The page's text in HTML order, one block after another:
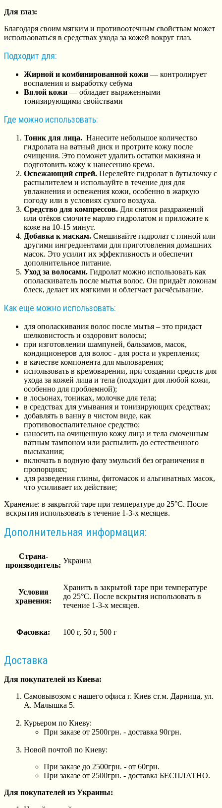
Для глаз:
Благодаря своим мягким и противоотечным свойствам может
использоваться в средствах ухода за кожей вокруг глаз.
Подходит для:
Жирной и комбинированной кожи — контролирует
воспаления и выработку себума
Вялой кожи — обладает выраженными
тонизирующими свойствами
Где можно использовать:
Тоник для лица. Нанесите небольшое количество
гидролата на ватный диск и протрите кожу после
очищения. Это поможет удалить остатки макияжа и
подготовить кожу к нанесению крема.
Освежающий спрей. Перелейте гидролат в бутылочку с
распылителем и используйте в течение дня для
увлажнения и освежения кожи, особенно в жаркую
погоду или в условиях сухого воздуха.
Средство для компрессов. Для снятия раздражений
или отёков смочите марлю гидролатом и приложите к
коже на 10-15 минут.
Добавка к маскам. Смешивайте гидролат с глиной или
другими ингредиентами для приготовления домашних
масок. Это усилит их эффективность и обеспечит
дополнительное питание.
Уход за волосами. Гидролат можно использовать как
ополаскиватель после мытья волос. Он придаёт локонам
блеск, делает их мягкими и облегчает расчёсывание.
Как еще можно использовать:
для ополаскивания волос после мытья – это придаст
шелковистость и оздоровит волосы;
при изготовлении шампуней, бальзамов, масок,
кондиционеров для волос - для роста и укрепления;
в качестве компонента для мыловарения;
использовать в кремоварении, при создании средств для
ухода за кожей лица и тела (подходит для любой кожи,
особенно для проблемной);
в лосьонах, тониках, молочке для тела;
в средствах для умывания и тонизирующих средствах;
добавлять в ванну в чистом виде, как
противовоспалительное средство;
наносить на очищенную кожу лица и тела смоченным
ватным тампоном или распылить до естественного
высыхания;
включать в водную фазу эмульсий без ограничения в
пропорциях;
для разведения глины, фитомасок и альгинатных масок,
что усиливает их действие;
Хранение: в закрытой таре при температуре до 25°C. После
вскрытия использовать в течение 1-3-х месяцев.
Дополнительная информация:
Страна-
производитель:
Украина
Условия
хранения:
Хранить в закрытой таре при температуре
до 25°C. После вскрытия использовать в
течение 1-3-х месяцев.
Фасовка: 100 г, 50 г, 500 г
Доставка
Для покупателей из Киева:
Самовывозом с нашего офиса г. Киев ст.м. Дарница, ул.
А. Малышка 5.
Курьером по Киеву:
При заказе от 2500грн. - доставка 90грн.
Новой почтой по Киеву:
При заказе до 2500грн. - от 60грн.
При заказе от 2500грн. - доставка БЕСПЛАТНО.
Для покупателей из Украины: